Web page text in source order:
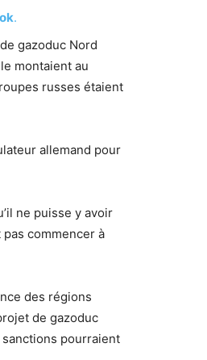
.
gazoduc Nord
montaient au
russes étaient
allemand pour
ne puisse y avoir
commencer à
des régions
de gazoduc
sanctions pourraient